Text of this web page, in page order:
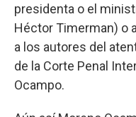
presidenta o el
Héctor Timerman) o
a los autores del
de la Corte Penal
Ocampo.